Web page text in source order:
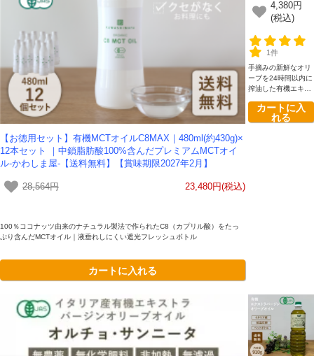
【お徳用セット】有機MCTオイルC8MAX｜480ml(約430g)×
12本セット ｜中鎖脂肪酸100%含んだプレミアムMCTオイ
ル-かわしま屋-【送料無料】【賞味期限2027年2月】
28,564円 23,480円(税込)
100％ココナッツ由来のナチュラル製法で作られたC8（カプリル酸）をたっ
ぷり含んだMCTオイル｜液垂れしにくい遮光フレッシュボトル
カートに入れる
ル 500ml - 種抜
き製法（デノッ
チョラート）
エレガントな専
用BOX入り イ
タリア産オーガ
ニック プレミ
4,380円
(税込)
1件
手摘みの新鮮なオリ
ーブを24時間以内に
搾油した有機エキス
ブオイルです。種を
除き、果肉のみを贅
カートに入
れる